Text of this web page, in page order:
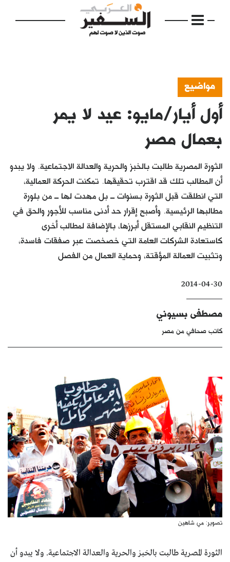
الرئيسية
مواضيع
فكرة
دفاتر
بالصورة
كتّابنا
الأرشيف
مواضيع
أول أيار/مايو: عيد لا يمر
بعمال مصر
الثورة المصرية طالبت بالخبز والحرية والعدالة الاجتماعية. ولا يبدو
أن المطالب تلك قد اقترب تحقيقها. تمكنت الحركة العمالية،
التي انطلقت قبل الثورة بسنوات ــ بل مهدت لها ــ من بلورة
مطالبها الرئيسية. وأصبح إقرار حد أدنى مناسب للأجور والحق في
التنظيم النقابي المستقل أبرزها، بالإضافة لمطالب أخرى
كاستعادة الشركات العامة التي خصخصت عبر صفقات فاسدة،
وتثبيت العمالة المؤقتة، وحماية العمال من الفصل
2014-04-30
مصطفى بسيوني
كاتب صحافي من مصر
تصوير: مي شاهين
الثورة المصرية طالبت بالخبز والحرية والعدالة الاجتماعية. ولا يبدو أن